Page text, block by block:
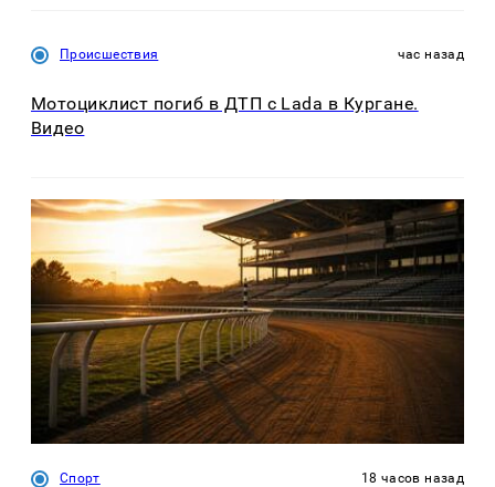
Происшествия час назад
Мотоциклист погиб в ДТП с Lada в Кургане.
Видео
Спорт 18 часов назад